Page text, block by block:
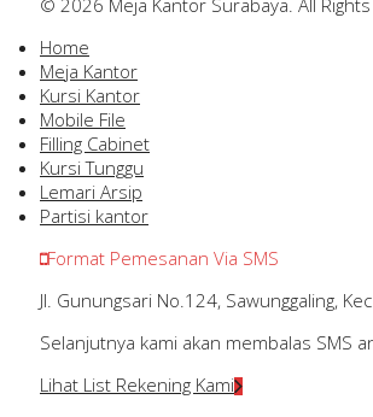
Home
Meja Kantor
Kursi Kantor
Mobile File
Filling Cabinet
Kursi Tunggu
Lemari Arsip
Partisi kantor
Format Pemesanan Via SMS
Jl. Gunungsari No.124, Sawunggaling,
Selanjutnya kami akan membalas SMS
Lihat List Rekening Kami